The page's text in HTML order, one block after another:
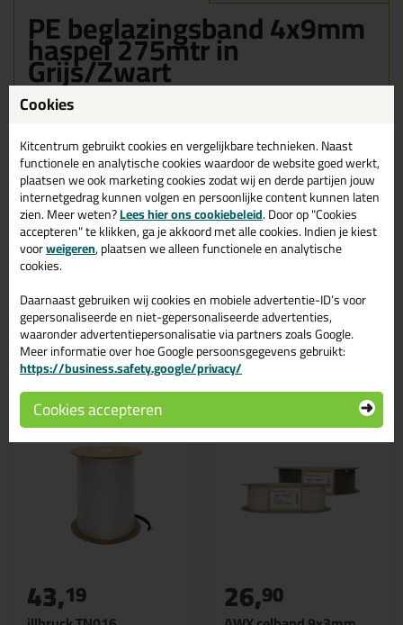
PE beglazingsband 4x9mm
haspel 275mtr in
Grijs/Zwart
Zoek je PE beglazingsband 4x9mm haspel 275mtr in een
specifieke kleur? Gevonden! Deze PE beglazingsband 4x9mm
verschillende toepassingen. Een professioneel en hoogwaardig
product welke makkelijk te gebruiken is. Bestel de PE
beglazingsband 4x9mm haspel 275mtr in de kleur Grijs/Zwart
vandaag nog! Op voorraad en op werkdagen besteld = morgen in
huis.
Wil je meer weten over de toepassing en kenmerken van dit
product?Lees alles over dit product >
Gerelateerde producten
43,19 26,90
Cookies
Kitcentrum gebruikt cookies en vergelijkbare technieken. Naast
functionele en analytische cookies waardoor de website goed werkt,
plaatsen we ook marketing cookies zodat wij en derde partijen jouw
internetgedrag kunnen volgen en persoonlijke content kunnen laten
zien. Meer weten?Lees hier ons cookiebeleid. Door op "Cookies
accepteren" te klikken, ga je akkoord met alle cookies. Indien je kiest
voorweigeren, plaatsen we alleen functionele en analytische
cookies.
Daarnaast gebruiken wij cookies en mobiele advertentie-ID’s voor
gepersonaliseerde en niet-gepersonaliseerde advertenties,
waaronder advertentiepersonalisatie via partners zoals Google.
Meer informatie over hoe Google persoonsgegevens gebruikt:
https://business.safety.google/privacy/
Cookies accepteren